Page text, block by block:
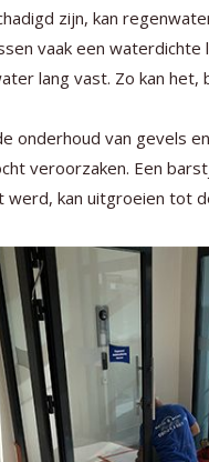
zijn, kan
vaak een
lang vast. Zo kan
onderhoud van gevels
veroorzaken. Een
kan uitgroeien tot